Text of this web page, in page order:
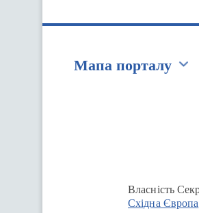
Мапа порталу
Власність
Східна Європа